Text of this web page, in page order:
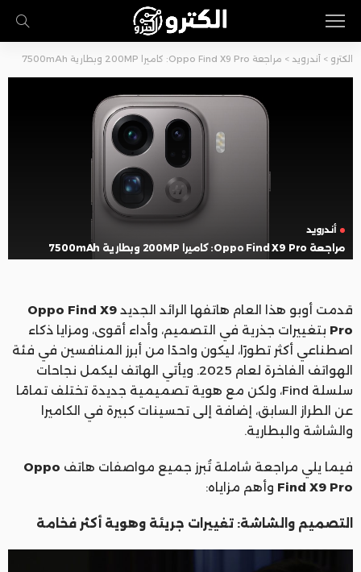
الكترو > أندرويد > مراجعة Oppo Find X9 Pro: كاميرا 200MP وبطارية 7500mAh
أندرويد
مراجعة Oppo Find X9 Pro: كاميرا 200MP وبطارية 7500mAh
قدمت أوبو هذا العام هاتفها الرائد الجديد Oppo Find X9
Pro بتغييرات جذرية في التصميم، وأداء أقوى، ومزايا ذكاء
اصطناعي أكثر تطورًا، ليكون واحدًا من أبرز المنافسين في فئة
الهواتف الفاخرة لعام 2025. ويأتي الهاتف ليكمل نجاحات
سلسلة Find، ولكن مع هوية تصميمية جديدة تختلف تمامًا
عن الطراز السابق، إضافة إلى تحسينات كبيرة في الكاميرا
والشاشة والبطارية.
فيما يلي مراجعة شاملة تُبرز جميع مواصفات هاتف Oppo
Find X9 Pro وأهم مزاياه:
التصميم والشاشة: تغييرات جريئة وهوية أكثر فخامة